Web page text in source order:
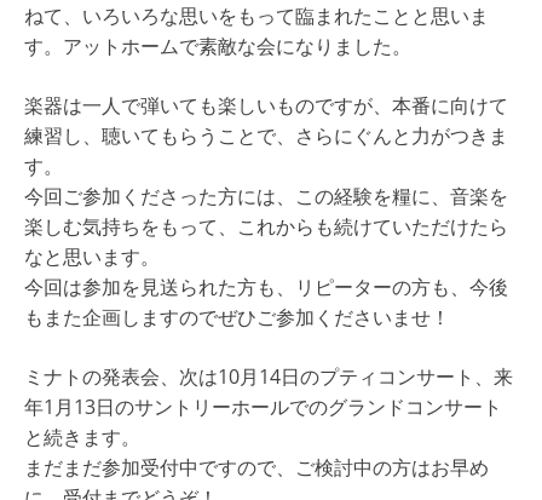
ねて、いろいろな思いをもって臨まれたことと思いま
す。アットホームで素敵な会になりました。
楽器は一人で弾いても楽しいものですが、本番に向けて
練習し、聴いてもらうことで、さらにぐんと力がつきま
す。
今回ご参加くださった方には、この経験を糧に、音楽を
楽しむ気持ちをもって、これからも続けていただけたら
なと思います。
今回は参加を見送られた方も、リピーターの方も、今後
もまた企画しますのでぜひご参加くださいませ！
ミナトの発表会、次は10月14日のプティコンサート、来
年1月13日のサントリーホールでのグランドコンサート
と続きます。
まだまだ参加受付中ですので、ご検討中の方はお早め